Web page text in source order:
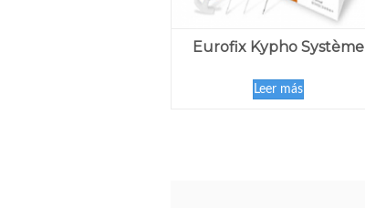
Eurofix Kypho Système
Leer más